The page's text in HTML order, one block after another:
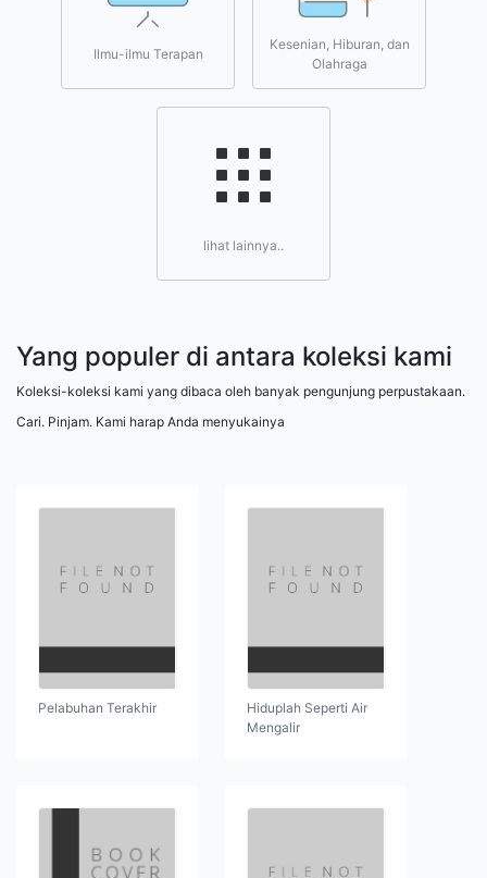
Ilmu-ilmu Terapan
Kesenian, Hiburan, dan
Olahraga
lihat lainnya..
Yang populer di antara koleksi kami
Koleksi-koleksi kami yang dibaca oleh banyak pengunjung perpustakaan.
Cari. Pinjam. Kami harap Anda menyukainya
Pelabuhan Terakhir
Hiduplah Seperti Air
Mengalir